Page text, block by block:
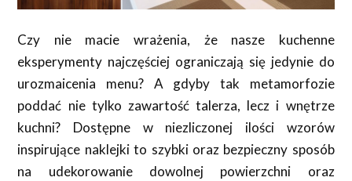
Czy nie macie wrażenia, że nasze kuchenne
eksperymenty najczęściej ograniczają się jedynie do
urozmaicenia menu? A gdyby tak metamorfozie
poddać nie tylko zawartość talerza, lecz i wnętrze
kuchni? Dostępne w niezliczonej ilości wzorów
inspirujące naklejki to szybki oraz bezpieczny sposób
na udekorowanie dowolnej powierzchni oraz